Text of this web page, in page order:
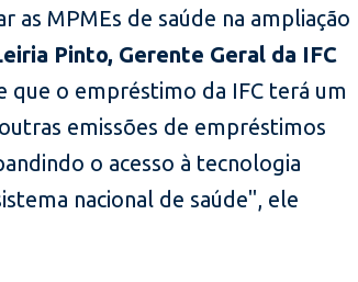
as MPMEs de saúde na ampliação
Pinto, Gerente Geral da IFC
que o empréstimo da IFC terá um
emissões de empréstimos
o acesso à tecnologia
nacional de saúde", ele